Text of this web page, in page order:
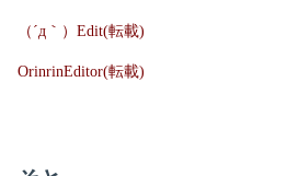
（´д｀）Edit(転載)
OrinrinEditor(転載)